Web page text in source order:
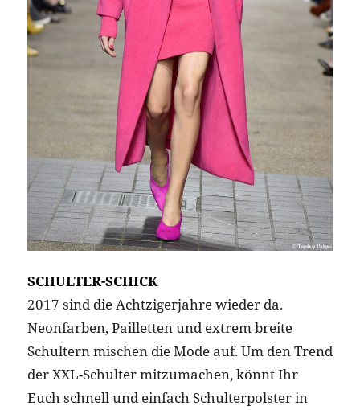
SCHULTER-SCHICK
2017 sind die Achtzigerjahre wieder da.
Neonfarben, Pailletten und extrem breite
Schultern mischen die Mode auf. Um den Trend
der XXL-Schulter mitzumachen, könnt Ihr
Euch schnell und einfach Schulterpolster in